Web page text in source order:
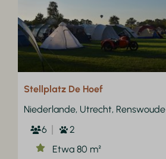
Stellplatz De Hoef
Niederlande, Utrecht, Renswoude
6
2
Etwa 80 m²